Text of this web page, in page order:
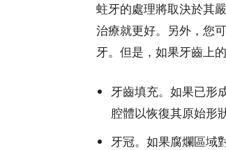
蛀牙的處理將取決於其
治療就更好。另外，您
牙。但是，如果牙齒上
牙齒填充。如果已形
腔體以恢復其原始形狀
牙冠。如果腐爛區域